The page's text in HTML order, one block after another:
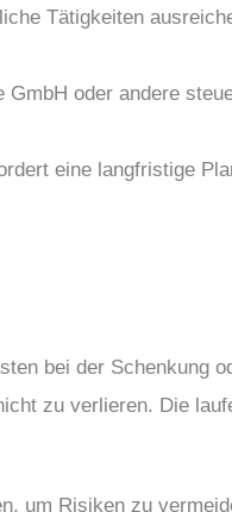
Tätigkeiten
oder andere
eine langfristige
bei der Schenkung
zu verlieren. Die
um Risiken zu